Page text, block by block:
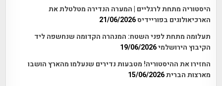
היסטוריה מתחת לרגליים | המערה הנדירה מטלטלת את
הארכיאולוגים בפוריידיס21/06/2026
תעלומה מתחת לפני השטח: המנהרה הקדומה שנחשפה ליד
הקיבוץ הירושלמי19/06/2026
החזירו את ההיסטוריה! מטבעות נדירים שנעלמו מהארץ הושבו
מארצות הברית15/06/2026